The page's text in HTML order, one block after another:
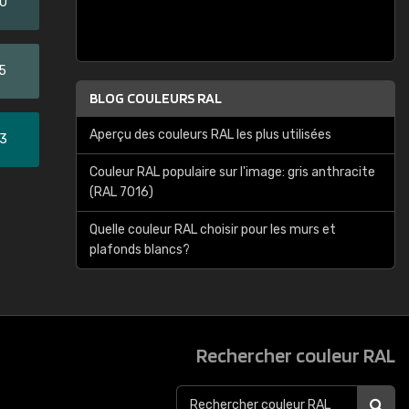
BLOG COULEURS RAL
Aperçu des couleurs RAL les plus utilisées
Couleur RAL populaire sur l'image: gris anthracite
(RAL 7016)
Quelle couleur RAL choisir pour les murs et
plafonds blancs?
Rechercher couleur RAL